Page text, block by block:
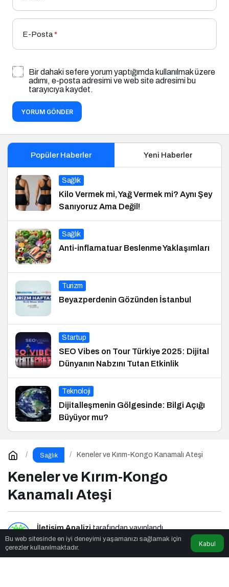
E-Posta*
Bir dahaki sefere yorum yaptığımda kullanılmak üzere
adımı, e-posta adresimi ve web site adresimi bu
tarayıcıya kaydet.
YORUM GÖNDER
Popüler Haberler Yeni Haberler
Sağlık
Kilo Vermek mi, Yağ Vermek mi? Aynı Şey
Sanıyoruz Ama Değil!
Sağlık
Anti-inflamatuar Beslenme Yaklaşımları
Turizm
Beyazperdenin Gözünden İstanbul
Startup
SEO Vibes on Tour Türkiye 2025: Dijital
Dünyanın Nabzını Tutan Etkinlik
Teknoloji
Dijitalleşmenin Gölgesinde: Bilgi Açığı
Büyüyor mu?
Sağlık Keneler ve Kırım-Kongo Kanamalı Ateşi
Keneler ve Kırım-Kongo
Kanamalı Ateşi
İletişim Analizitarafından yayınlandı
4dk, 36sn
Bu web sitesinde en iyi deneyimi yaşamanızı sağlamak için
çerezler kullanılmaktadır.
Kabul